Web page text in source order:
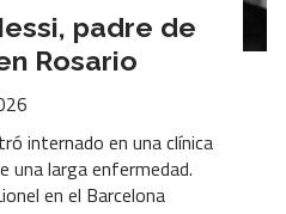
padre de
Rosario
internado en una clínica
una larga enfermedad.
en el Barcelona